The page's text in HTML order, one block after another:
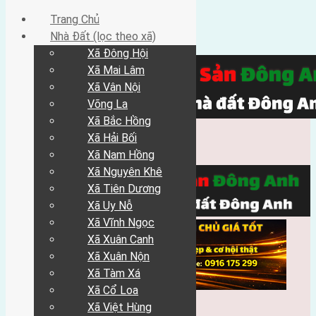
Trang Chủ
Trang Chủ
Nhà Đất (lọc theo xã)
Xã Đông Hội
Xã Mai Lâm
Xã Vân Nội
Võng La
Xã Bắc Hồng
Xã Hải Bối
Xã Nam Hồng
Xã Nguyên Khê
Xã Tiên Dương
Xã Uy Nỗ
Xã Vĩnh Ngọc
Xã Xuân Canh
Xã Xuân Nộn
Xã Tàm Xá
Xã Cổ Loa
Xã Việt Hùng